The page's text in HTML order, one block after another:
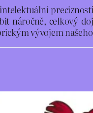
náročně, celkový
vývojem